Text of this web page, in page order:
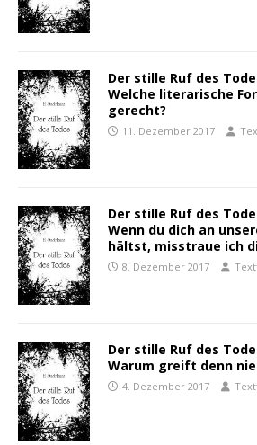
Der stille Ruf des
Welche literarische
gerecht?
11. Dezember 2017
Der stille Ruf des
Wenn du dich an
hältst, misstraue ich
8. Dezember 2017
Der stille Ruf des
Warum greift denn
4. Dezember 2017